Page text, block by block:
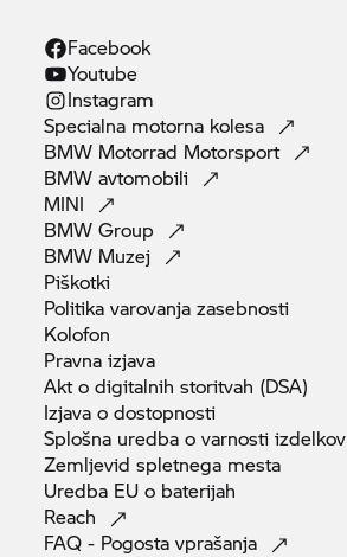
Facebook
Youtube
Instagram
Specialna motorna kolesa
BMW Motorrad Motorsport
BMWavtomobili
MINI
BMWGroup
BMW Muzej
Piškotki
Politika varovanjazasebnosti
Kolofon
Pravnaizjava
Akt o digitalnih storitvah (DSA)
Izjava odostopnosti
Splošna uredba o varnostiizdelkov
Zemljevid spletnega mesta
Uredba EU o baterijah
Reach
FAQ - Pogostavprašanja